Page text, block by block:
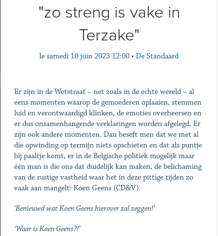
"zo streng is vake in
Terzake"
le samedi 10 juin 2023 12:00 • De Standaard
Er zijn in de Wetstraat – net zoals in de echte wereld – al
eens momenten waarop de gemoederen oplaaien, stemmen
luid en verontwaardigd klinken, de emoties overheersen en
er dus onsamenhangende verklaringen worden afgelegd. Er
zijn ook andere momenten. Dan beseft men dat we met al
die opwinding op termijn niets opschieten en dat als puntje
bij paaltje komt, er in de Belgische politiek mogelijk maar
één man is die ons dat duidelijk kan maken, de ­belichaming
van de rustige vastheid waar het in deze pittige tijden zo
vaak aan mangelt: Koen Geens (CD&V).
‘Benieuwd wat Koen Geens hierover zal zeggen!’
‘Waar is Koen Geens?!’